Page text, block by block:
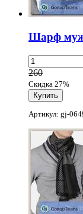
Шарф
260
Скидка 27%
Артикул: gj-